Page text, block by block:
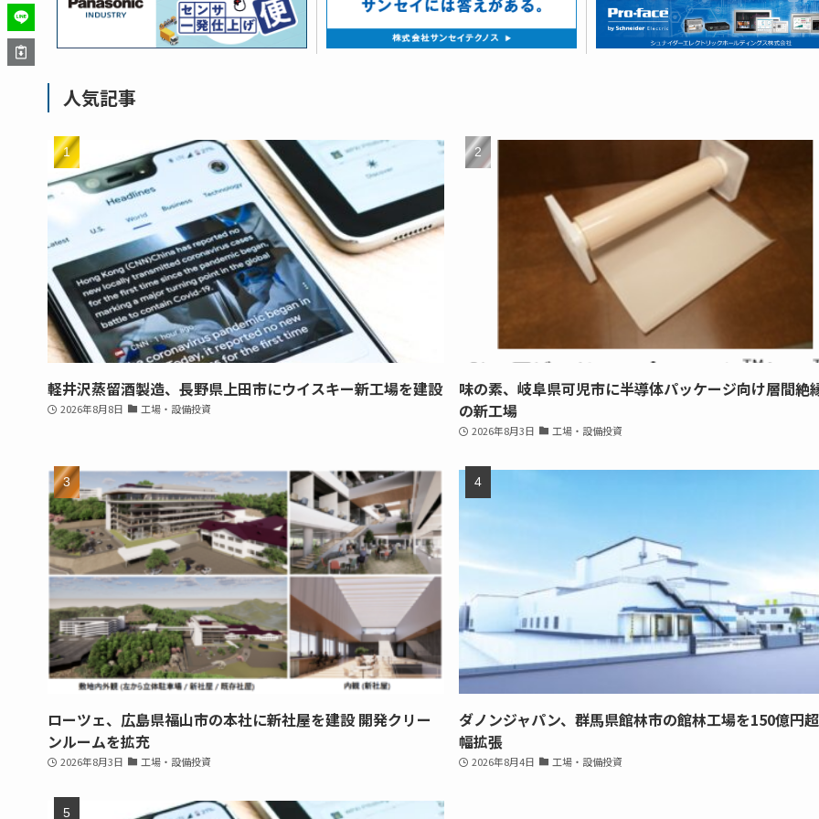
人気記事
軽井沢蒸留酒製造、長野県上田市にウイスキー新工場を建設
2026年8月8日 工場・設備投資
味の素、岐阜県可児市に半導体パッケージ向け層間絶
の新工場
2026年8月3日 工場・設備投資
ローツェ、広島県福山市の本社に新社屋を建設 開発クリー
ンルームを拡充
2026年8月3日 工場・設備投資
ダノンジャパン、群馬県館林市の館林工場を150億円
幅拡張
2026年8月4日 工場・設備投資